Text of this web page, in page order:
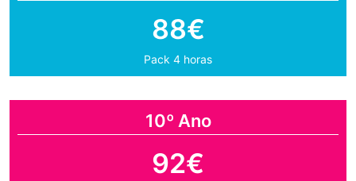
88€
Pack 4 horas
10º Ano
92€